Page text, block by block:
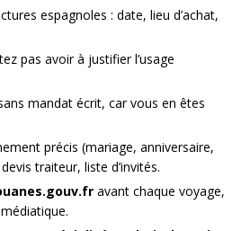
espagnoles : date, lieu d’achat,
pas avoir à justifier l’usage
mandat écrit, car vous en êtes
précis (mariage, anniversaire,
traiteur, liste d’invités.
avant chaque voyage,